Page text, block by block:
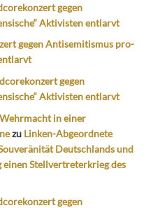
gegen
Aktivisten entlarvt
gegen Antisemitismus pro-
gegen
Aktivisten entlarvt
in einer
zu Linken-Abgeordnete
Deutschlands und
Stellvertreterkrieg des
gegen